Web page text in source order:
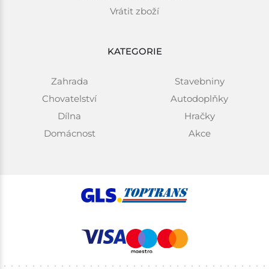
Vrátit zboží
KATEGORIE
Zahrada
Chovatelství
Dílna
Domácnost
Stavebniny
Autodoplňky
Hračky
Akce